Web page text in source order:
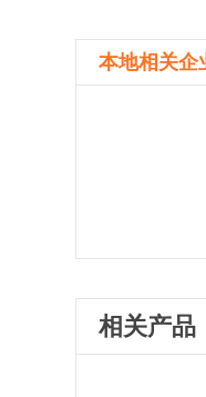
本地相关企
相关产品